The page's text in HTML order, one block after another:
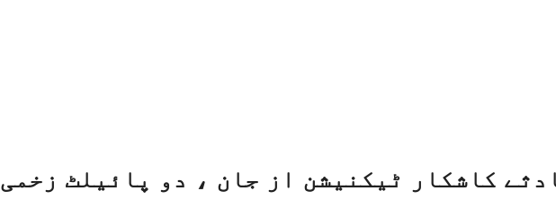
کاشکار ٹیکنیشن از جان ، دو پائیلٹ زخمی